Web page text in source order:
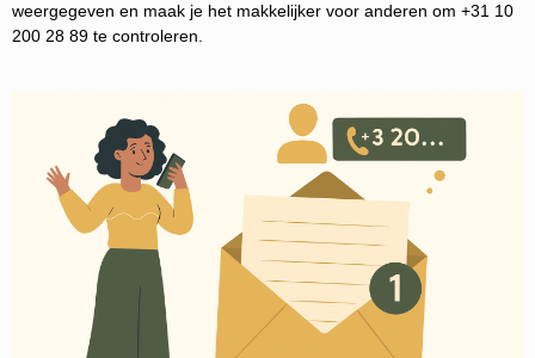
weergegeven en maak je het makkelijker voor anderen om +31 10
200 28 89 te controleren.